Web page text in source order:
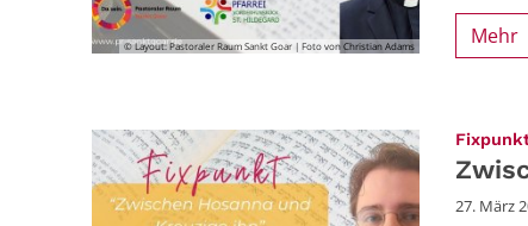
© Layout: Pastoraler Raum Sankt Goar | Foto von Christian Adams Mehr
27. März